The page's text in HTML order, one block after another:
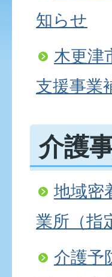
知らせ
木更津
支援事業
介護
地域密
業所（指
介護予